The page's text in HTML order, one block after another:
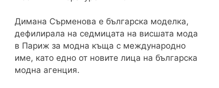
Димана Сърменова е българска моделка,
дефилирала на седмицата на висшата мода
в Париж за модна къща с международно
име, като едно от новите лица на българска
модна агенция.